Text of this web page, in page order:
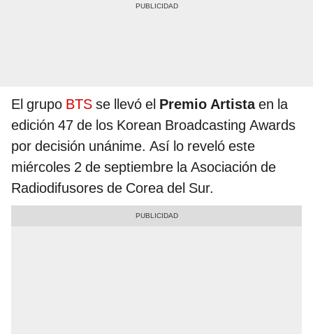
El grupo BTS se llevó el Premio Artistaen la
edición 47 de los Korean Broadcasting Awards
por decisión unánime. Así lo reveló este
miércoles 2 de septiembre la Asociación de
Radiodifusores de Corea del Sur.